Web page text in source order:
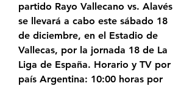
partido Rayo Vallecano vs. Alavés
se llevará a cabo este sábado 18
de diciembre, en el Estadio de
Vallecas, por la jornada 18 de La
Liga de España. Horario y TV por
país Argentina: 10:00 horas por